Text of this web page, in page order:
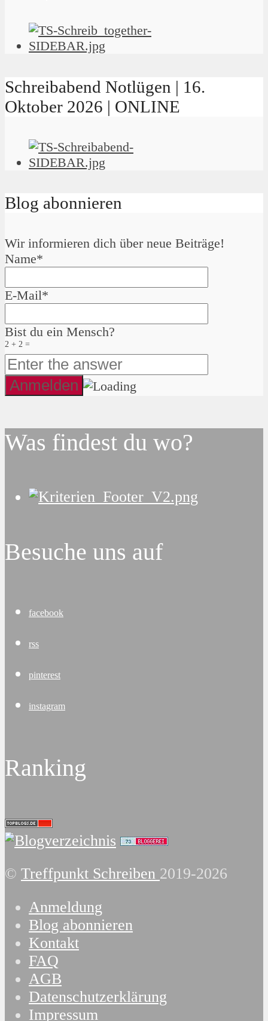
Schreibabend Notlügen | 16.
Oktober 2026 | ONLINE
Blog abonnieren
Wir informieren dich über neue Beiträge!
Name*
E-Mail*
Bist du ein Mensch?
2 + 2 =
Was findest du wo?
Besuche uns auf
facebook
rss
pinterest
instagram
Ranking
© Treffpunkt Schreiben 2019-2026
Anmeldung
Blog abonnieren
Kontakt
FAQ
AGB
Datenschutzerklärung
Impressum